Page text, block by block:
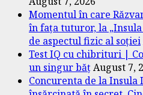
Momentul în care
în fața tuturor, la
de aspectul fizic al soției
Test IQ cu chibrituri |
un singur bățAugust 7,
Concurenta de la